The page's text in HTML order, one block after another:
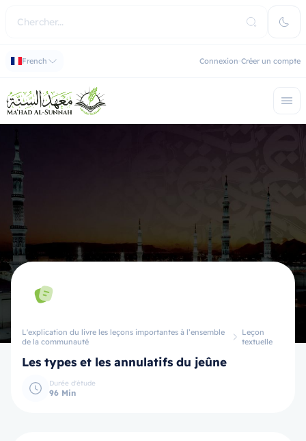
French Connexion Créer un compte
L'explication du livre les leçons importantes à l’ensemble
de la communauté
Leçon
textuelle
Les types et les annulatifs du jeûne
Durée d'étude
96 Min